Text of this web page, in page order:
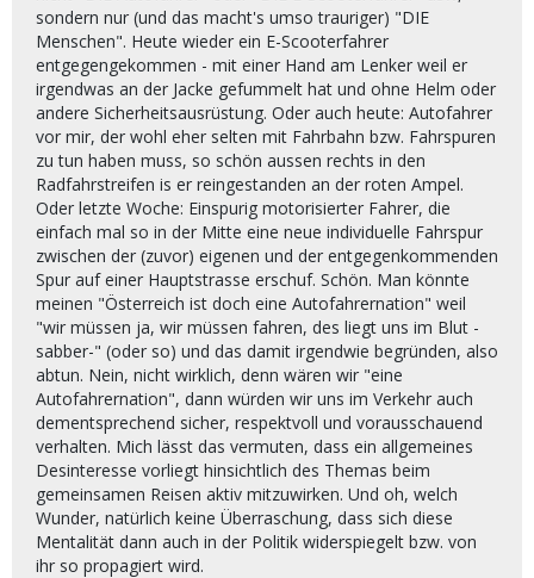
sondern nur (und das macht's umso trauriger) "DIE
Menschen". Heute wieder ein E-Scooterfahrer
entgegengekommen - mit einer Hand am Lenker weil er
irgendwas an der Jacke gefummelt hat und ohne Helm oder
andere Sicherheitsausrüstung. Oder auch heute: Autofahrer
vor mir, der wohl eher selten mit Fahrbahn bzw. Fahrspuren
zu tun haben muss, so schön aussen rechts in den
Radfahrstreifen is er reingestanden an der roten Ampel.
Oder letzte Woche: Einspurig motorisierter Fahrer, die
einfach mal so in der Mitte eine neue individuelle Fahrspur
zwischen der (zuvor) eigenen und der entgegenkommenden
Spur auf einer Hauptstrasse erschuf. Schön. Man könnte
meinen "Österreich ist doch eine Autofahrernation" weil
"wir müssen ja, wir müssen fahren, des liegt uns im Blut -
sabber-" (oder so) und das damit irgendwie begründen, also
abtun. Nein, nicht wirklich, denn wären wir "eine
Autofahrernation", dann würden wir uns im Verkehr auch
dementsprechend sicher, respektvoll und vorausschauend
verhalten. Mich lässt das vermuten, dass ein allgemeines
Desinteresse vorliegt hinsichtlich des Themas beim
gemeinsamen Reisen aktiv mitzuwirken. Und oh, welch
Wunder, natürlich keine Überraschung, dass sich diese
Mentalität dann auch in der Politik widerspiegelt bzw. von
ihr so propagiert wird.